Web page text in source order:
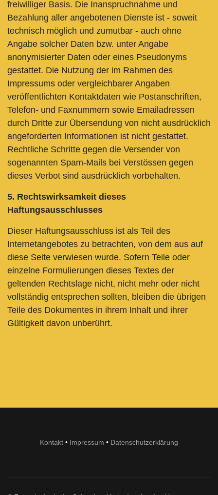
freiwilliger Basis. Die Inanspruchnahme und
Bezahlung aller angebotenen Dienste ist - soweit
technisch möglich und zumutbar - auch ohne
Angabe solcher Daten bzw. unter Angabe
anonymisierter Daten oder eines Pseudonyms
gestattet. Die Nutzung der im Rahmen des
Impressums oder vergleichbarer Angaben
veröffentlichten Kontaktdaten wie Postanschriften,
Telefon- und Faxnummern sowie Emailadressen
durch Dritte zur Übersendung von nicht ausdrücklich
angeforderten Informationen ist nicht gestattet.
Rechtliche Schritte gegen die Versender von
sogenannten Spam-Mails bei Verstössen gegen
dieses Verbot sind ausdrücklich vorbehalten.
5. Rechtswirksamkeit dieses
Haftungsausschlusses
Dieser Haftungsausschluss ist als Teil des
Internetangebotes zu betrachten, von dem aus auf
diese Seite verwiesen wurde. Sofern Teile oder
einzelne Formulierungen dieses Textes der
geltenden Rechtslage nicht, nicht mehr oder nicht
vollständig entsprechen sollten, bleiben die übrigen
Teile des Dokumentes in ihrem Inhalt und ihrer
Gültigkeit davon unberührt.
Kontakt • Impressum • Datenschutzerklärung